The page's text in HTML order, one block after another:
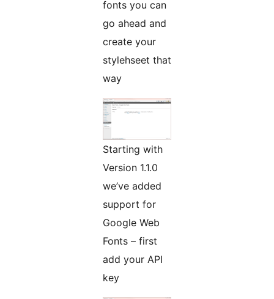
fonts you can
go ahead and
create your
stylehseet that
way
Starting with
Version 1.1.0
we’ve added
support for
Google Web
Fonts – first
add your API
key